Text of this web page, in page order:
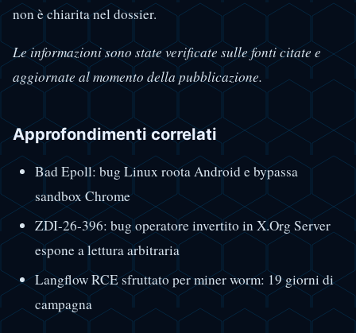
non è chiarita nel dossier.
Le informazioni sono state verificate sulle fonti citate e
aggiornate al momento della pubblicazione.
Approfondimenti correlati
Bad Epoll: bug Linux roota Android e bypassa
sandbox Chrome
ZDI-26-396: bug operatore invertito in X.Org Server
espone a lettura arbitraria
Langflow RCE sfruttato per miner worm: 19 giorni di
campagna